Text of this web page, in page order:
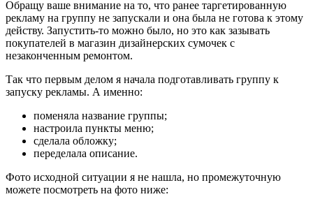
Обращу ваше внимание на то, что ранее таргетированную
рекламу на группу не запускали и она была не готова к этому
действу. Запустить-то можно было, но это как зазывать
покупателей в магазин дизайнерских сумочек с
незаконченным ремонтом.
Так что первым делом я начала подготавливать группу к
запуску рекламы. А именно:
поменяла название группы;
настроила пункты меню;
сделала обложку;
переделала описание.
Фото исходной ситуации я не нашла, но промежуточную
можете посмотреть на фото ниже: